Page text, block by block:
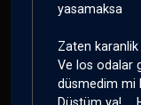
yasamaksa
Zaten
Ve los odalar
düsmedim mi